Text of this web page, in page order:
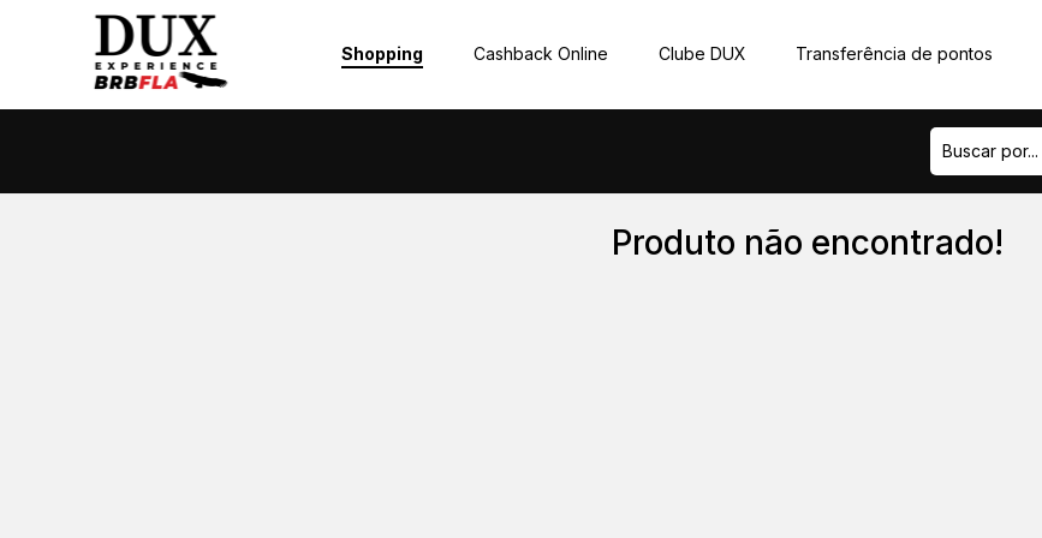
Shopping Cashback Online Clube DUX Transferência de pontos
Produto não encontrado!